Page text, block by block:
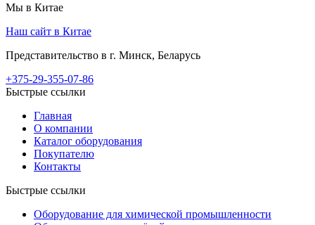
Мы в Китае
Наш сайт в Китае
Представительство в г. Минск, Беларусь
+375-29-355-07-86
Быстрые ссылки
Главная
О компании
Каталог оборудования
Покупателю
Контакты
Быстрые ссылки
Оборудование для химической промышленности